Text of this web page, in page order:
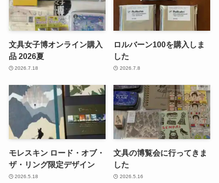
文具女子博オンライン購入
品 2026夏
2026.7.18
ロルバーン100を購入しま
した
2026.7.8
モレスキン ロード・オブ・
ザ・リング限定デザイン
2026.5.18
文具の博覧会に行ってきま
した
2026.5.16